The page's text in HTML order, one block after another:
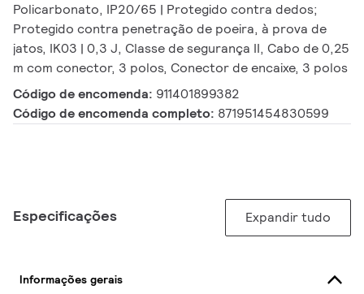
Policarbonato, IP20/65 | Protegido contra dedos;
Protegido contra penetração de poeira, à prova de
jatos, IK03 | 0,3 J, Classe de segurança II, Cabo de 0,25
m com conector, 3 polos, Conector de encaixe, 3 polos
Código de encomenda: 911401899382
Código de encomenda completo: 871951454830599
Especificações Expandir tudo
Informações gerais